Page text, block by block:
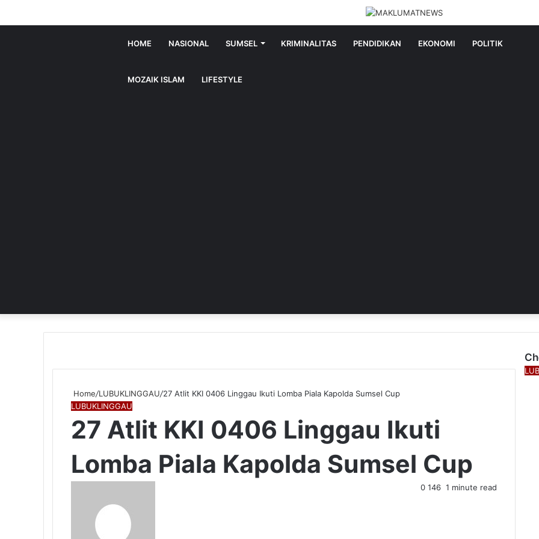
HOME NASIONAL SUMSEL KRIMINALITAS PENDIDIKAN EKONOMI POLITIK
MOZAIK ISLAM LIFESTYLE
Home/LUBUKLINGGAU/27 Atlit KKI 0406 Linggau Ikuti Lomba Piala Kapolda Sumsel Cup
LUBUKLINGGAU
27 Atlit KKI 0406 Linggau Ikuti
Lomba Piala Kapolda Sumsel Cup
0 146 1 minute read